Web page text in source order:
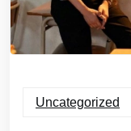
Uncategorized